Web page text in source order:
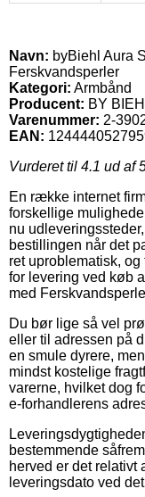
Navn: byBiehl Aura
Ferskvandsperler
Kategori: Armbånd
Producent: BY
Varenummer: 2-
EAN:
Vurderet til 4.1 ud af
En række internet
forskellige
nu
bestillingen når det
ret uproblematisk,
for levering ved køb
med
Du bør lige så vel
eller til adressen på
en smule dyrere,
mindst kostelige
varerne, hvilket dog
e-forhandlerens
bestemmende
herved er det relativt
leveringsdato ved